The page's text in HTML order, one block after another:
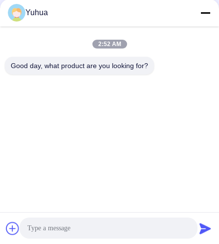
Yuhua
2:52 AM
Good day, what product are you looking for?